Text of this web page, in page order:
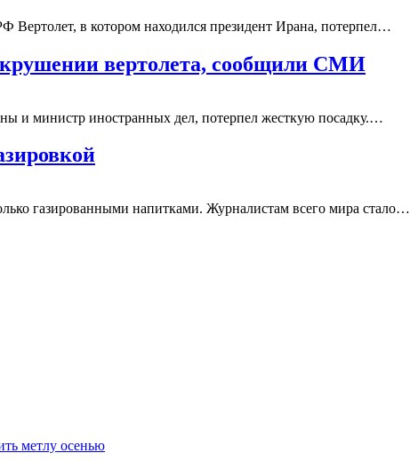
Вертолет, в котором находился президент Ирана, потерпел…
вертолета, сообщили СМИ
и министр иностранных дел, потерпел жесткую посадку.…
газированными напитками. Журналистам всего мира стало…
метлу осенью